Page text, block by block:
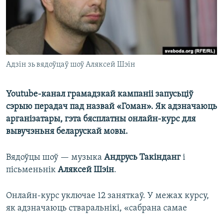
Адзін зь вядоўцаў шоў Аляксей Шэін
Youtube-канал грамадзкай кампаніі запусьціў
сэрыю перадач пад назвай «Гоман». Як адзначаюць
арганізатары, гэта бясплатны онлайн-курс для
вывучэньня беларускай мовы.
Вядоўцы шоў — музыка Андрусь Такінданг і
пісьменьнік Аляксей Шэін.
Онлайн-курс уключае 12 заняткаў. У межах курсу,
як адзначаюць стваральнікі, «сабрана самае